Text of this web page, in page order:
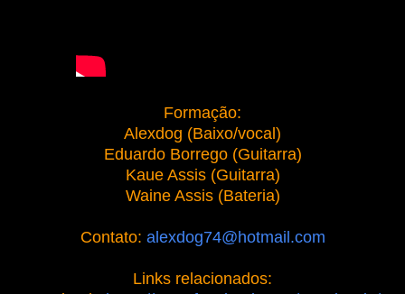
Formação:
Alexdog (Baixo/vocal)
Eduardo Borrego (Guitarra)
Kaue Assis (Guitarra)
Waine Assis (Bateria)
Contato: alexdog74@hotmail.com
Links relacionados: